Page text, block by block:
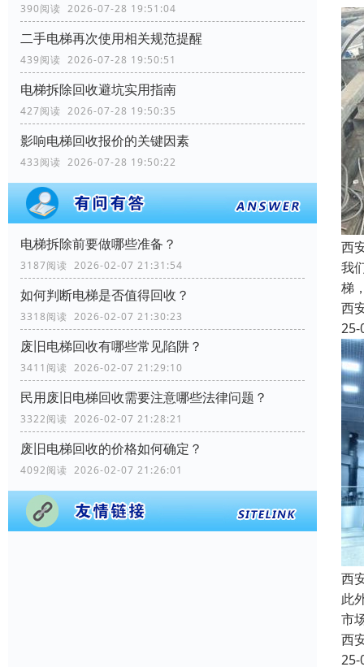
390阅读 2026-07-28 19:51:04
二手电梯再次使用相关规范提醒
439阅读 2026-07-28 19:50:51
电梯拆除回收避坑实用指南
427阅读 2026-07-28 19:50:35
影响电梯回收报价的关键因素
433阅读 2026-07-28 19:50:22
电梯拆除前要做哪些准备？
3187阅读 2026-02-07 21:31:54
如何判断电梯是否值得回收？
3318阅读 2026-02-07 21:30:23
废旧电梯回收有哪些常见陷阱？
3411阅读 2026-02-07 21:29:10
民用废旧电梯回收需要注意哪些法律问题？
3322阅读 2026-02-07 21:28:21
废旧电梯回收的价格如何确定？
4092阅读 2026-02-07 21:26:01
西
我
梯
西
25-
西
此
市
西
25-